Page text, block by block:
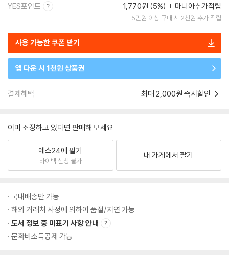
YES포인트 1,770원 (5%) 마니아추가적립
5만원 이상 구매 시 2천원 추가 적립
사용 가능한 쿠폰 받기
앱 다운 시 1천원 상품권
결제혜택 최대 2,000원 즉시할인
이미 소장하고 있다면 판매해 보세요.
예스24에 팔기
바이백 신청 불가
내 가게에서 팔기
국내배송만 가능
해외 거래처 사정에 의하여 품절/지연 가능
도서 정보 중 미표기 사항 안내
문화비소득공제 가능